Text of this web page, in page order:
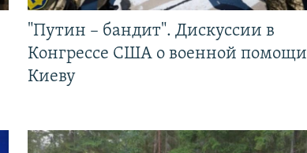
"Путин – бандит". Дискуссии в
Конгрессе США о военной помощи
Киеву